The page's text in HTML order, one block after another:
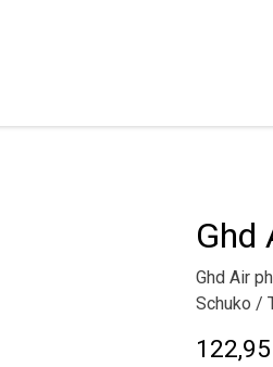
Ghd
Ghd Air
Schuko /
122,95